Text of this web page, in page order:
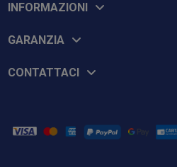
INFORMAZIONI
GARANZIA
CONTATTACI